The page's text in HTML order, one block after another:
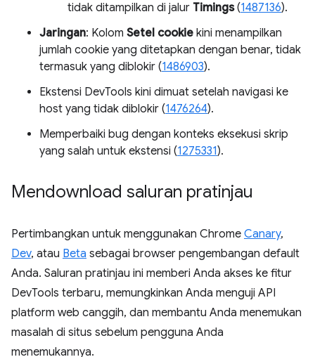
tidak ditampilkan di jalur Timings(1487136).
Jaringan: Kolom Setel cookie kini menampilkan
jumlah cookie yang ditetapkan dengan benar, tidak
termasuk yang diblokir (1486903).
Ekstensi DevTools kini dimuat setelah navigasi ke
host yang tidak diblokir (1476264).
Memperbaiki bug dengan konteks eksekusi skrip
yang salah untuk ekstensi (1275331).
Mendownload saluran pratinjau
Pertimbangkan untuk menggunakan Chrome Canary,
Dev, atau Beta sebagai browser pengembangan default
Anda. Saluran pratinjau ini memberi Anda akses ke fitur
DevTools terbaru, memungkinkan Anda menguji API
platform web canggih, dan membantu Anda menemukan
masalah di situs sebelum pengguna Anda
menemukannya.